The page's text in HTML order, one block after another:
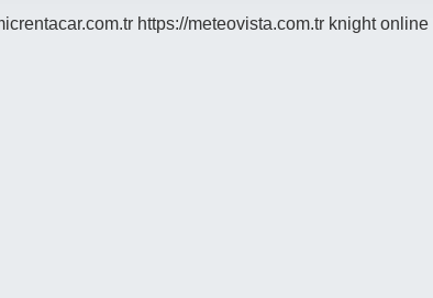
https://meteovista.com.tr knight online